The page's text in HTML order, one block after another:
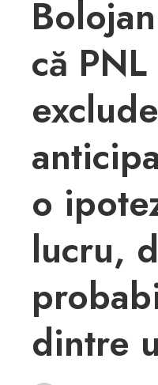
că
o
lucru,
dintre